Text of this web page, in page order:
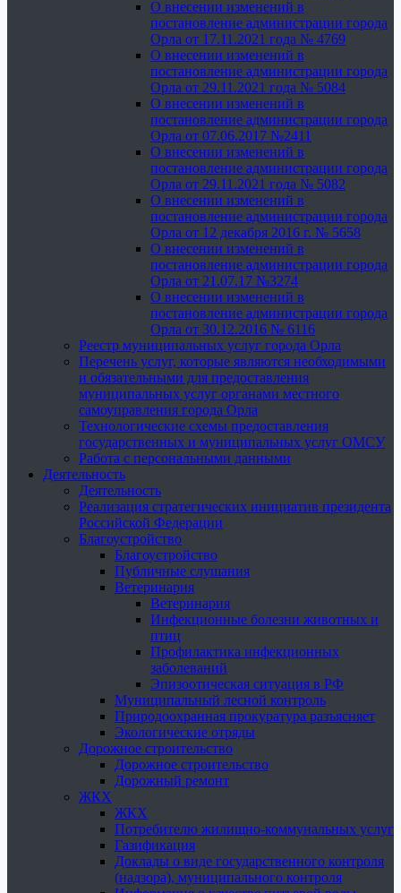
О внесении изменений в
постановление администрации города
Орла от 17.11.2021 года № 4769
О внесении изменений в
постановление администрации города
Орла от 29.11.2021 года № 5084
О внесении изменений в
постановление администрации города
Орла от 07.06.2017 №2411
О внесении изменений в
постановление администрации города
Орла от 29.11.2021 года № 5082
О внесении изменений в
постановление администрации города
Орла от 12 декабря 2016 г. № 5658
О внесении изменений в
постановление администрации города
Орла от 21.07.17 №3274
О внесении изменений в
постановление администрации города
Орла от 30.12.2016 № 6116
Реестр муниципальных услуг города Орла
Перечень услуг, которые являются необходимыми
и обязательными для предоставления
муниципальных услуг органами местного
самоуправления города Орла
Технологические схемы предоставления
государственных и муниципальных услуг ОМСУ
Работа с персональными данными
Деятельность
Деятельность
Реализация стратегических инициатив президента
Российской Федерации
Благоустройство
Благоустройство
Публичные слушания
Ветеринария
Ветеринария
Инфекционные болезни животных и
птиц
Профилактика инфекционных
заболеваний
Эпизоотическая ситуация в РФ
Муниципальный лесной контроль
Природоохранная прокуратура разъясняет
Экологические отряды
Дорожное строительство
Дорожное строительство
Дорожный ремонт
ЖКХ
ЖКХ
Потребителю жилищно-коммунальных услуг
Газификация
Доклады о виде государственного контроля
(надзора), муниципального контроля